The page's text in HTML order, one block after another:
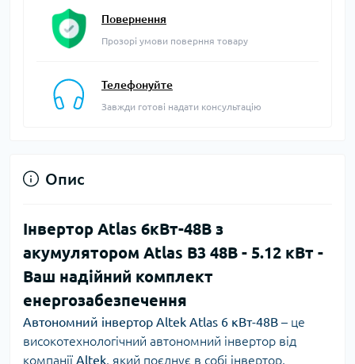
Повернення
Прозорі умови поверння товару
Телефонуйте
Завжди готові надати консультацію
Опис
Інвертор Atlas 6кВт-48В з
акумулятором Atlas В3 48В - 5.12 кBт -
Ваш надійний комплект
енергозабезпечення
Автономний інвертор Altek Atlas 6 кВт-48В – це
високотехнологічний автономний інвертор від
компанії Altek , який поєднує в собі інвертор,